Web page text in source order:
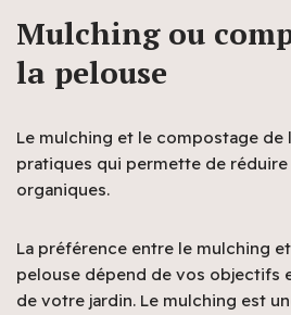
Mulching ou
la pelouse
Le mulching et le compostage de
pratiques qui permette de
organiques.
La préférence entre le mulching
pelouse dépend de vos objectifs
de votre jardin. Le mulching est